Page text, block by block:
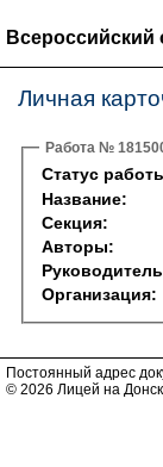
Личная
Работа №
Статус
Название:
Секция:
Авторы:
Организация:
Постоянный адрес
© 2026 Лицей на